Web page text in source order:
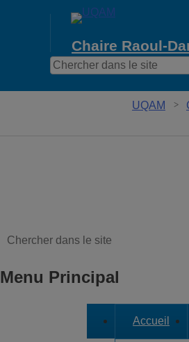
Chaire Raoul-
UQAM
Menu Principal
Accueil